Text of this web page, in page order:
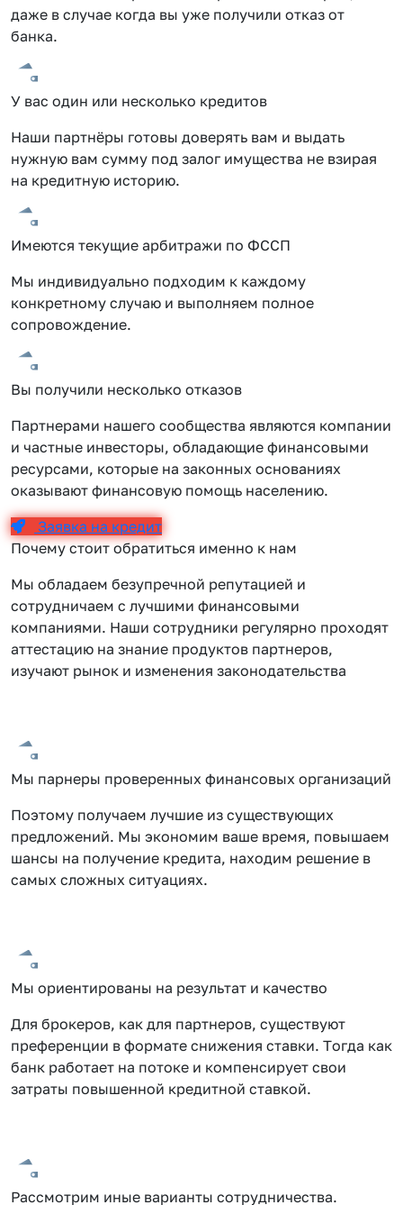
даже в случае когда вы уже получили отказ от
банка.
У вас один или несколько кредитов
Наши партнёры готовы доверять вам и выдать
нужную вам сумму под залог имущества не взирая
на кредитную историю.
Имеются текущие арбитражи по ФССП
Мы индивидуально подходим к каждому
конкретному случаю и выполняем полное
сопровождение.
Вы получили несколько отказов
Партнерами нашего сообщества являются компании
и частные инвесторы, обладающие финансовыми
ресурсами, которые на законных основаниях
оказывают финансовую помощь населению.
Заявка на кредит
Почему стоит обратиться именно к нам
Мы обладаем безупречной репутацией и
сотрудничаем с лучшими финансовыми
компаниями. Наши сотрудники регулярно проходят
аттестацию на знание продуктов партнеров,
изучают рынок и изменения законодательства
Мы парнеры проверенных финансовых организаций
Поэтому получаем лучшие из существующих
предложений. Мы экономим ваше время, повышаем
шансы на получение кредита, находим решение в
самых сложных ситуациях.
Мы ориентированы на результат и качество
Для брокеров, как для партнеров, существуют
преференции в формате снижения ставки. Тогда как
банк работает на потоке и компенсирует свои
затраты повышенной кредитной ставкой.
Рассмотрим иные варианты сотрудничества.